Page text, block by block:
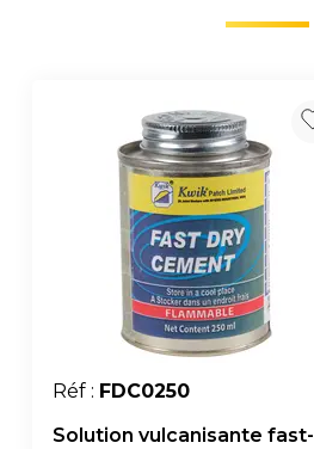
Réf : FDC0250
Solution vulcanisante fast-